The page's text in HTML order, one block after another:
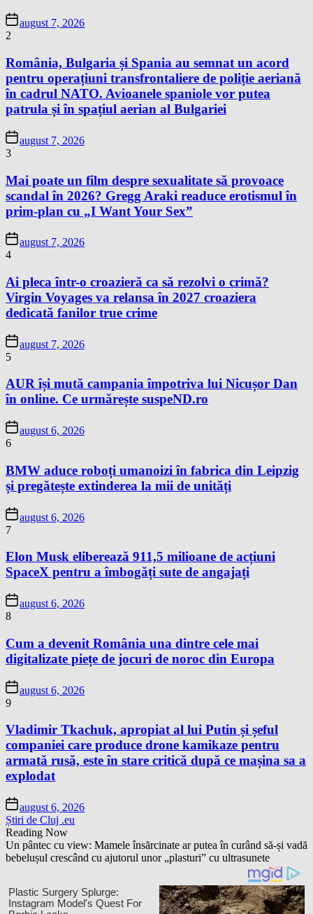
august 7, 2026
2
România, Bulgaria și Spania au semnat un acord
pentru operațiuni transfrontaliere de poliție aeriană
în cadrul NATO. Avioanele spaniole vor putea
patrula și în spațiul aerian al Bulgariei
august 7, 2026
3
Mai poate un film despre sexualitate să provoace
scandal în 2026? Gregg Araki readuce erotismul în
prim-plan cu „I Want Your Sex”
august 7, 2026
4
Ai pleca într-o croazieră ca să rezolvi o crimă?
Virgin Voyages va relansa în 2027 croaziera
dedicată fanilor true crime
august 7, 2026
5
AUR își mută campania împotriva lui Nicușor Dan
în online. Ce urmărește suspeND.ro
august 6, 2026
6
BMW aduce roboți umanoizi în fabrica din Leipzig
și pregătește extinderea la mii de unități
august 6, 2026
7
Elon Musk eliberează 911,5 milioane de acțiuni
SpaceX pentru a îmbogăți sute de angajați
august 6, 2026
8
Cum a devenit România una dintre cele mai
digitalizate piețe de jocuri de noroc din Europa
august 6, 2026
9
Vladimir Tkachuk, apropiat al lui Putin și șeful
companiei care produce drone kamikaze pentru
armată rusă, este în stare critică după ce mașina sa a
explodat
august 6, 2026
Știri de Cluj .eu
Reading Now
Un pântec cu view: Mamele însărcinate ar putea în curând să-și vadă
bebelușul crescând cu ajutorul unor „plasturi” cu ultrasunete